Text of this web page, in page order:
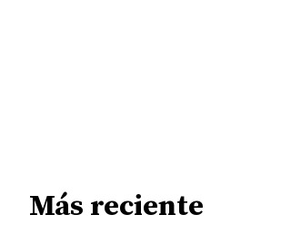
Más reciente